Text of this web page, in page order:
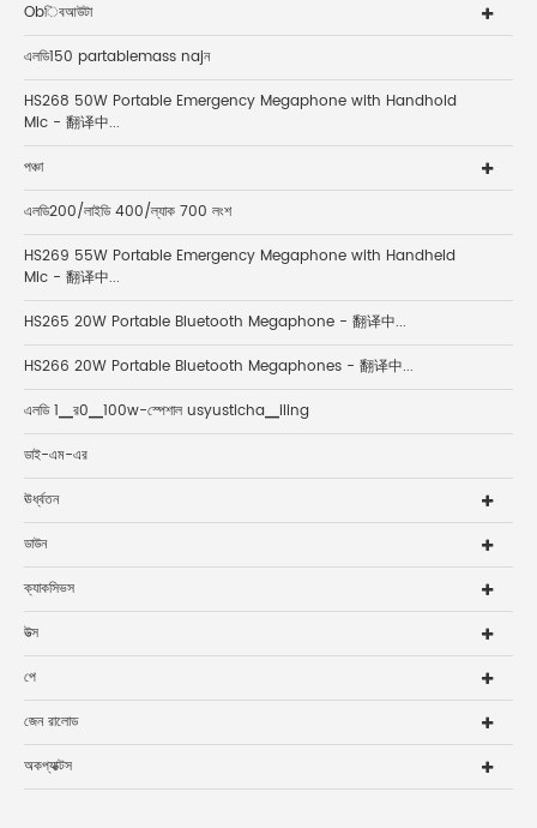
Obিবআউটা
এলডি150 partablemass najন
HS268 50W Portable Emergency Megaphone with Handhold
Mic - 翻译中...
পঞ্চা
এলডি200/লাইডি 400/ল্যাক 700 লংশ
HS269 55W Portable Emergency Megaphone with Handheld
Mic - 翻译中...
HS265 20W Portable Bluetooth Megaphone - 翻译中...
HS266 20W Portable Bluetooth Megaphones - 翻译中...
এলডি 1▁র0▁100w-স্পেশাল usyusticha▁iling
ডাই-এম-এর
ঊর্ধ্বতন
ডাউন
ক্যাকসিভস
উত্স
পে
জেন রালোড
অকপ্যাক্টস